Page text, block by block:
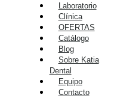
Laboratorio
Clínica
OFERTAS
Catálogo
Blog
Sobre Katia
Dental
Equipo
Contacto